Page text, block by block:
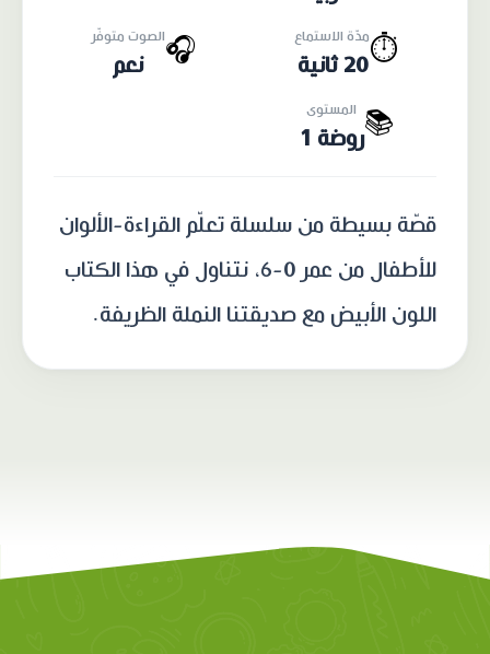
⏱️مدّة الاستماع
20 ثانية
🎧الصوت متوفّر
نعم
📚 المستوى
روضة 1
قصّة بسيطة من سلسلة تعلّم القراءة-الألوان
للأطفال من عمر 0-6، نتناول في هذا الكتاب
اللون الأبيض مع صديقتنا النملة الظريفة.